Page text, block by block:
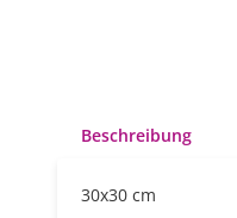
Beschreibung
30x30 cm